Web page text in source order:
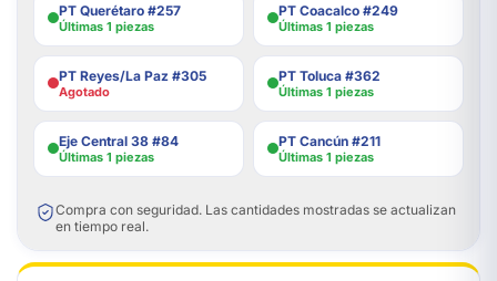
PT Querétaro #257
Últimas 1 piezas
PT Coacalco #249
Últimas 1 piezas
PT Reyes/La Paz #305
Agotado
PT Toluca #362
Últimas 1 piezas
Eje Central 38 #84
Últimas 1 piezas
PT Cancún #211
Últimas 1 piezas
Compra con seguridad. Las cantidades mostradas se actualizan
en tiempo real.